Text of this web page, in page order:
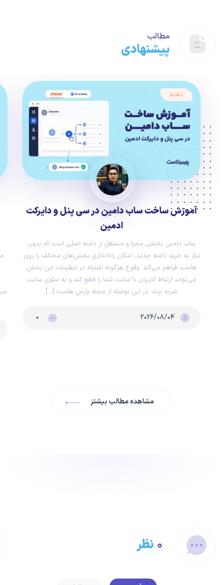
مطالب
پیشنهادی
دامنه
آموزش ساخت ساب دامین در سی پنل و دایرکت
ادمین
ساب دامین بخشی مجزا و مستقل از دامنه اصلی است که بدون
نیاز به خرید دامنه جدید، امکان راه‌اندازی بخش‌های مختلف را روی
هاست فراهم می‌کند. وقوع هرگونه اشتباه در تنظیمات این بخش
می‌تواند ارتباط کاربران با سایت شما را قطع کند و به سئوی سایت
ضربه بزند. در این نوشته از مجله پارس هاست […]
۲۰۲۶/۰۸/۰۴ ۰
مشاهده مطالب بیشتر
۰ نظر